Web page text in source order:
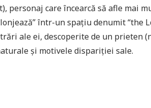
personaj care încearcă să afle mai
într-un spațiu denumit “the
ale ei, descoperite de un prieten
și motivele dispariției sale.